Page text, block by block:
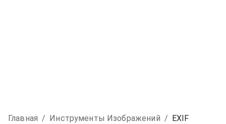
Главная / Инструменты Изображений / EXIF